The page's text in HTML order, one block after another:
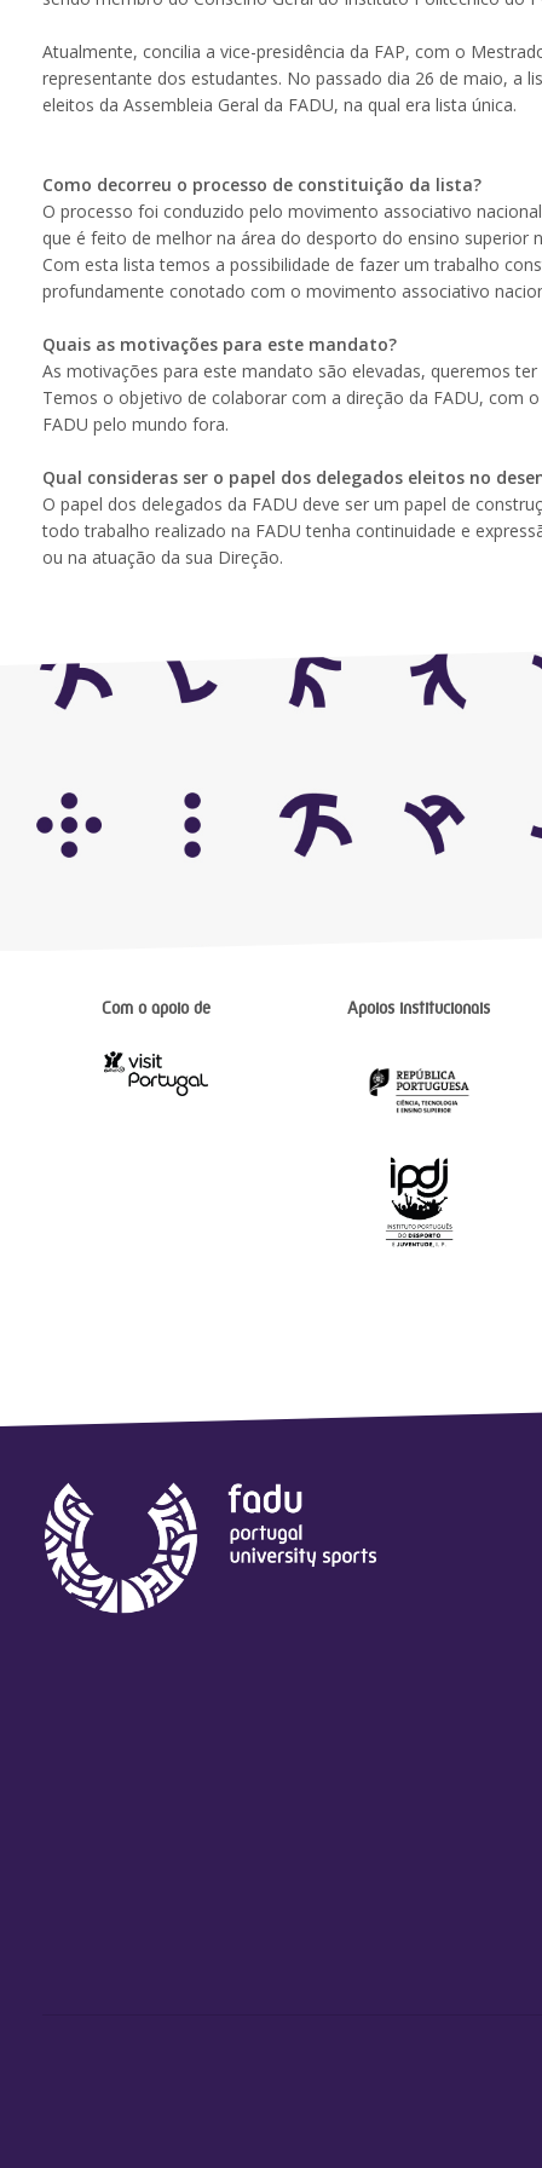
Atualmente, concilia a vice-presidência da FAP, com o
representante dos estudantes. No passado dia 26 de maio, a
eleitos da Assembleia Geral da FADU, na qual era lista única.
Como decorreu o processo de constituição da lista?
O processo foi conduzido pelo movimento associativo
que é feito de melhor na área do desporto do ensino superior
Com esta lista temos a possibilidade de fazer um trabalho
profundamente conotado com o movimento associativo
Quais as motivações para este mandato?
As motivações para este mandato são elevadas, queremos
Temos o objetivo de colaborar com a direção da FADU, com
FADU pelo mundo fora.
Qual consideras ser o papel dos delegados eleitos no
O papel dos delegados da FADU deve ser um papel de
todo trabalho realizado na FADU tenha continuidade e
ou na atuação da sua Direção.
Com o apoio de Apoios institucionais